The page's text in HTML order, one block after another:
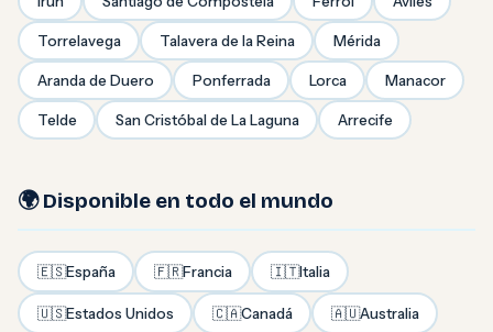
Torrelavega Talavera de la Reina Mérida
Aranda de Duero Ponferrada Lorca Manacor
Telde San Cristóbal de La Laguna Arrecife
🌍 Disponible en todo el mundo
🇪🇸España 🇫🇷Francia 🇮🇹Italia
🇺🇸Estados Unidos 🇨🇦Canadá 🇦🇺Australia